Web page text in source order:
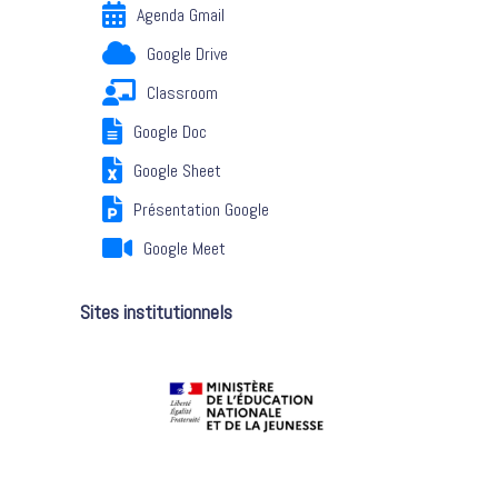
Agenda Gmail
Google Drive
Classroom
Google Doc
Google Sheet
Présentation Google
Google Meet
Sites institutionnels